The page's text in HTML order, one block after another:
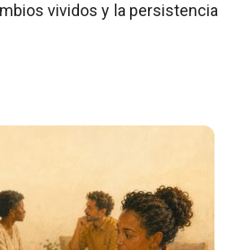
vividos y la persistencia